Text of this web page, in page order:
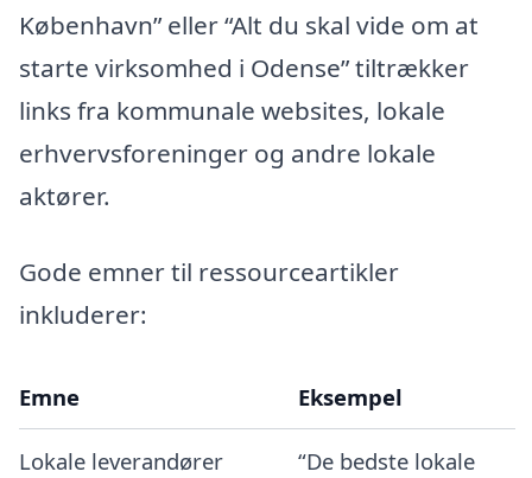
København” eller “Alt du skal vide om at
starte virksomhed i Odense” tiltrækker
links fra kommunale websites, lokale
erhvervsforeninger og andre lokale
aktører.
Gode emner til ressourceartikler
inkluderer:
Emne Eksempel
Lokale leverandører
“De bedste lokale